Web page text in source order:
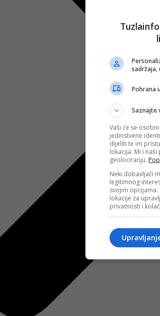
sadržaja,
Pohrana
Saznajte
Vaši će se
jedinstvene
dijeliti te im
lokacija. Mi i
geolociranju.
Neki dobavljači
legitimnog
svojim
lokacije za
privatnosti i